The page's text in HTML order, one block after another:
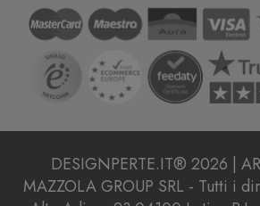
DESIGNPERTE.IT® 2026 |
MAZZOLA GROUP SRL - Tutti i